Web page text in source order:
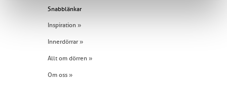
Snabblänkar
Inspiration »
Innerdörrar »
Allt om dörren »
Om oss »